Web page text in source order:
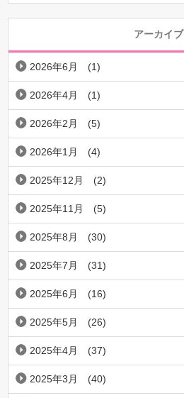
アーカイブ
2026年6月 (1)
2026年4月 (1)
2026年2月 (5)
2026年1月 (4)
2025年12月 (2)
2025年11月 (5)
2025年8月 (30)
2025年7月 (31)
2025年6月 (16)
2025年5月 (26)
2025年4月 (37)
2025年3月 (40)